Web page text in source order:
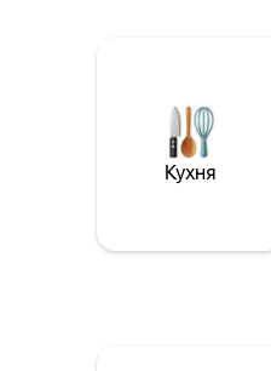
Кухня